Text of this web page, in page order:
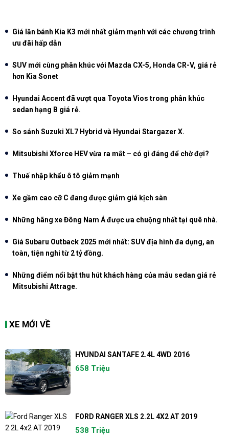
Giá lăn bánh Kia K3 mới nhất giảm mạnh với các chương trình
ưu đãi hấp dẫn
SUV mới cùng phân khúc với Mazda CX-5, Honda CR-V, giá rẻ
hơn Kia Sonet
Hyundai Accent đã vượt qua Toyota Vios trong phân khúc
sedan hạng B giá rẻ.
So sánh Suzuki XL7 Hybrid và Hyundai Stargazer X.
Mitsubishi Xforce HEV vừa ra mắt – có gì đáng để chờ đợi?
Thuế nhập khẩu ô tô giảm mạnh
Xe gầm cao cỡ C đang được giảm giá kịch sàn
Những hãng xe Đông Nam Á được ưa chuộng nhất tại quê nhà.
Giá Subaru Outback 2025 mới nhất: SUV địa hình đa dụng, an
toàn, tiện nghi từ 2 tỷ đồng.
Những điểm nổi bật thu hút khách hàng của mẫu sedan giá rẻ
Mitsubishi Attrage.
XE MỚI VỀ
HYUNDAI SANTAFE 2.4L 4WD 2016
658 Triệu
FORD RANGER XLS 2.2L 4X2 AT 2019
538 Triệu